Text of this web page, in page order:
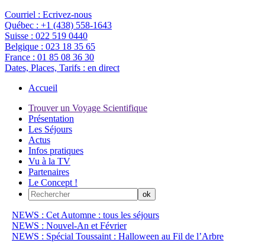
Courriel : Ecrivez-nous
Québec : +1 (438) 558-1643
Suisse : 022 519 0440
Belgique : 023 18 35 65
France : 01 85 08 36 30
Dates, Places, Tarifs : en direct
Accueil
Trouver un Voyage Scientifique
Présentation
Les Séjours
Actus
Infos pratiques
Vu à la TV
Partenaires
Le Concept !
NEWS : Cet Automne : tous les séjours
NEWS : Nouvel-An et Février
NEWS : Spécial Toussaint : Halloween au Fil de l’Arbre